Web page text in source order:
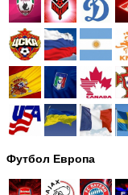
Футбол Европа